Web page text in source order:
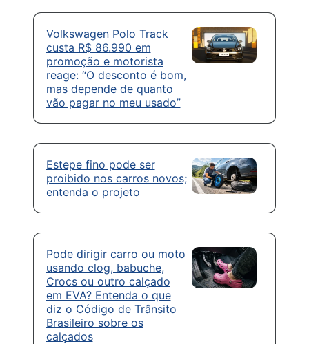
Volkswagen Polo Track
custa R$ 86.990 em
promoção e motorista
reage: “O desconto é bom,
mas depende de quanto
vão pagar no meu usado”
Estepe fino pode ser
proibido nos carros novos;
entenda o projeto
Pode dirigir carro ou moto
usando clog, babuche,
Crocs ou outro calçado
em EVA? Entenda o que
diz o Código de Trânsito
Brasileiro sobre os
calçados